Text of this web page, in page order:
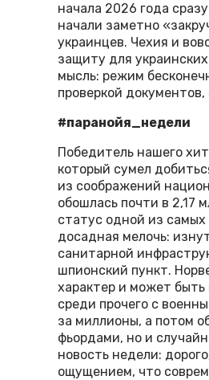
начала 2026 года
начали заметно
украинцев. Чехия и
защиту для
мысль: режим
проверкой
#паранойя_недели
Победитель нашего
который сумел
из соображений
обошлась почти в 2,17
статус одной из
досадная мелочь:
санитарной
шпионский пункт.
характер и может быть
среди прочего с
за миллионы, а потом
фьордами, но и
новость недели:
ощущением, что